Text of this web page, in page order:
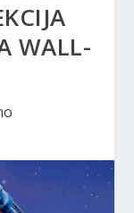
WALL-